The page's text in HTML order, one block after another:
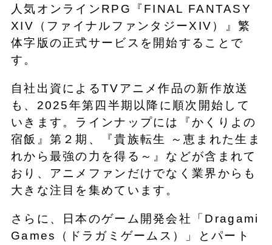
人気オンラインRPG『FINAL FANTASY
XIV（ファイナルファンタジーXIV）』繁
体字版の正式サービスを開始することで
す。
自社出資によるTVアニメ作品の新作放送
も、2025年第四半期以降に順次開始して
いきます。ラインナップには『かくりよの
宿飯』第２期、『貴族転生 ～恵まれた生ま
れから最強の力を得る～』などが含まれて
おり、アニメファンだけでなく業界からも
大きな注目を集めています。
さらに、日本のゲーム開発会社「Dragami
Games（ドラガミゲームス）」とパート